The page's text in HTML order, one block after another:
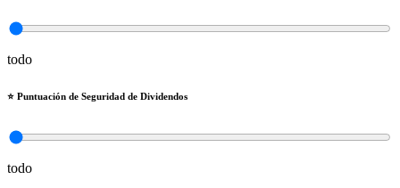
todo
⭐️ Puntuación de Seguridad de Dividendos
todo